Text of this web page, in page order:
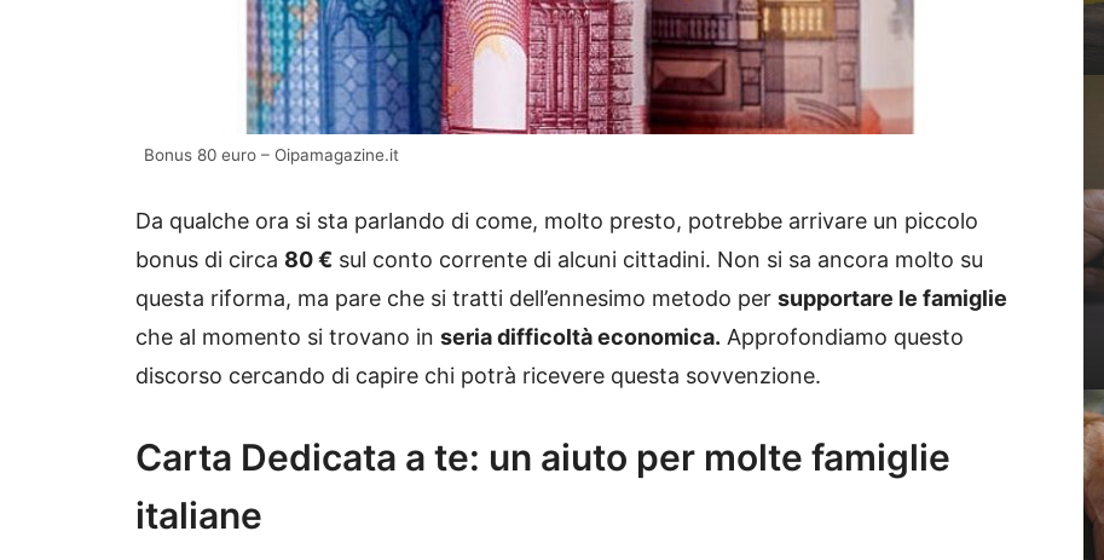
Bonus 80 euro – Oipamagazine.it
Da qualche ora si sta parlando di come, molto presto, potrebbe arrivare un piccolo
bonus di circa 80 € sul conto corrente di alcuni cittadini. Non si sa ancora molto su
questa riforma, ma pare che si tratti dell’ennesimo metodo per supportare le famiglie
che al momento si trovano in seria difficoltà economica. Approfondiamo questo
discorso cercando di capire chi potrà ricevere questa sovvenzione.
Carta Dedicata a te: un aiuto per molte famiglie
italiane